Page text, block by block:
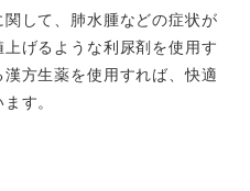
して、肺水腫などの症状が
げるような利尿剤を使用す
方生薬を使用すれば、快適
す。